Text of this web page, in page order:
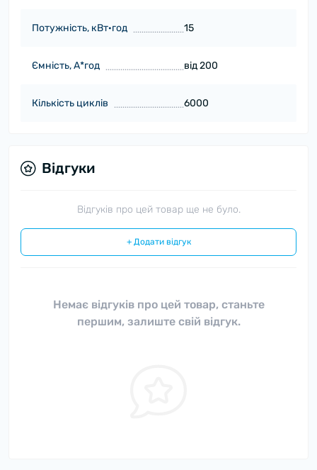
Потужність, кВт·год 15
Ємність, А*год від 200
Кількість циклів 6000
Відгуки
Відгуків про цей товар ще не було.
+ Додати відгук
Немає відгуків про цей товар, станьте
першим, залиште свій відгук.